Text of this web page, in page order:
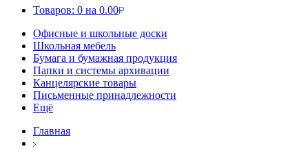
Товаров: 0 на 0.00
Офисные и школьные доски
Школьная мебель
Бумага и бумажная продукция
Папки и системы архивации
Канцелярские товары
Письменные принадлежности
Ещё
Главная